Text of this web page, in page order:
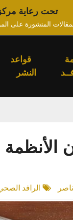
تحت رعاية
المنشورة على
قواعد
النشر
الرافد